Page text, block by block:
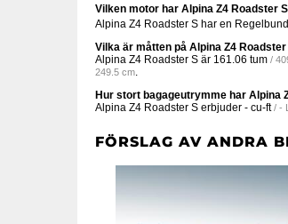
Vilken motor har Alpina Z4 Roadster
Alpina Z4 Roadster S har en
Vilka är måtten på Alpina Z4 Roadster
Alpina Z4 Roadster S är 161.06 tum /
249.5 cm.
Hur stort bagageutrymme har Alpina
Alpina Z4 Roadster S erbjuder - cu-ft / - L
FÖRSLAG AV ANDRA